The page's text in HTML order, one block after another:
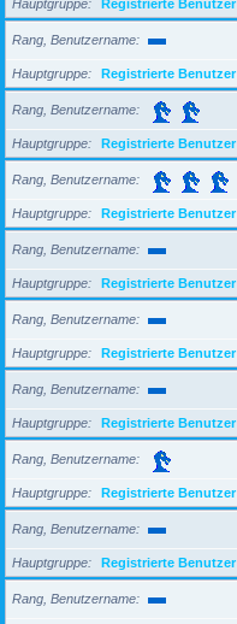
Hauptgruppe Registrierte Benutzer
Rang, Benutzername
Hauptgruppe Registrierte Benutzer
Rang, Benutzername
Hauptgruppe Registrierte Benutzer
Rang, Benutzername
Hauptgruppe Registrierte Benutzer
Rang, Benutzername
Hauptgruppe Registrierte Benutzer
Rang, Benutzername
Hauptgruppe Registrierte Benutzer
Rang, Benutzername
Hauptgruppe Registrierte Benutzer
Rang, Benutzername
Hauptgruppe Registrierte Benutzer
Rang, Benutzername
Hauptgruppe Registrierte Benutzer
Rang, Benutzername